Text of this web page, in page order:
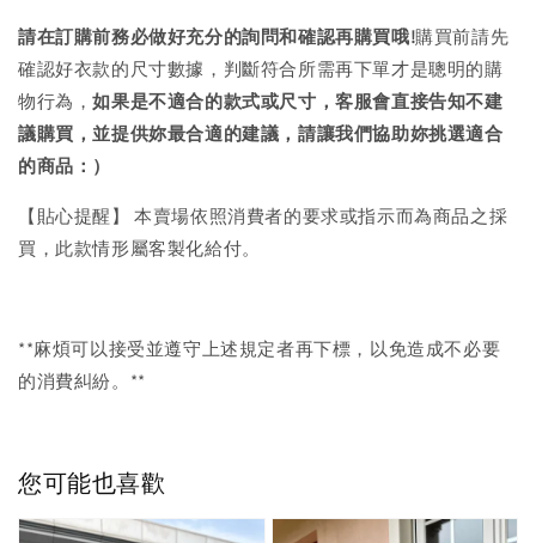
請在訂購前務必做好充分的詢問和確認再購買哦!購買前請先
確認好衣款的尺寸數據，判斷符合所需再下單才是聰明的購
物行為，如果是不適合的款式或尺寸，客服會直接告知不建
議購買，並提供妳最合適的建議，請讓我們協助妳挑選適合
的商品：）
【貼心提醒】 本賣場依照消費者的要求或指示而為商品之採
買，此款情形屬客製化給付。
**麻煩可以接受並遵守上述規定者再下標，以免造成不必要
的消費糾紛。**
您可能也喜歡